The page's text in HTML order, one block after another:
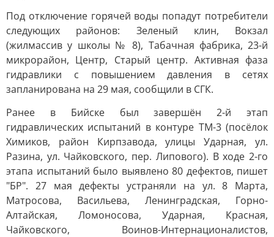
Под отключение горячей воды попадут потребители
следующих районов: Зеленый клин, Вокзал
(жилмассив у школы № 8), Табачная фабрика, 23-й
микрорайон, Центр, Старый центр. Активная фаза
гидравлики с повышением давления в сетях
запланирована на 29 мая, сообщили в СГК.
Ранее в Бийске был завершён 2-й этап
гидравлических испытаний в контуре ТМ-3 (посёлок
Химиков, район Кирпзавода, улицы Ударная, ул.
Разина, ул. Чайковского, пер. Липового). В ходе 2-го
этапа испытаний было выявлено 80 дефектов, пишет
"БР". 27 мая дефекты устраняли на ул. 8 Марта,
Матросова, Васильева, Ленинградская, Горно-
Алтайская, Ломоносова, Ударная, Красная,
Чайковского, Воинов-Интернационалистов,